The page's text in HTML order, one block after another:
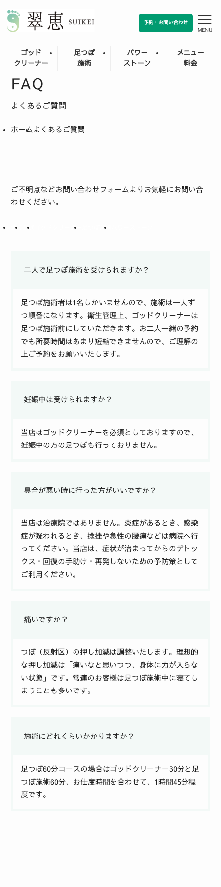
予約・お問い合わせ
MENU
ゴッド
クリーナー
足つぼ
施術
パワー
ストーン
メニュー
料金
FAQ
よくあるご質問
ホーム よくあるご質問
ご不明点などお問い合わせフォームよりお気軽にお問い合
わせください。
全て 共通 ゴッドクリーナー 足つぼ施術
二人で足つぼ施術を受けられますか？
足つぼ施術者は1名しかいませんので、施術は一人ず
つ順番になります。衛生管理上、ゴッドクリーナーは
足つぼ施術前にしていただきます。お二人一緒の予約
でも所要時間はあまり短縮できませんので、ご理解の
上ご予約をお願いいたします。
妊娠中は受けられますか？
当店はゴッドクリーナーを必須としておりますので、
妊娠中の方の足つぼも行っておりません。
具合が悪い時に行った方がいいですか？
当店は治療院ではありません。炎症があるとき、感染
症が疑われるとき、捻挫や急性の腰痛などは病院へ行
ってください。当店は、症状が治まってからのデトッ
クス・回復の手助け・再発しないための予防策として
ご利用ください。
痛いですか？
つぼ（反射区）の押し加減は調整いたします。理想的
な押し加減は「痛いなと思いつつ、身体に力が入らな
い状態」です。常連のお客様は足つぼ施術中に寝てし
まうことも多いです。
施術にどれくらいかかりますか？
足つぼ60分コースの場合はゴッドクリーナー30分と足
つぼ施術60分、お仕度時間を合わせて、1時間45分程
度です。